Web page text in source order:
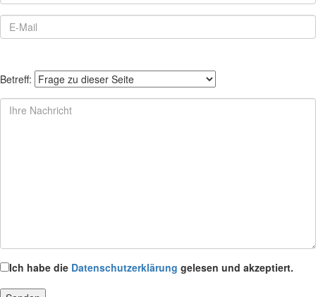
Betreff:
Ich habe die Datenschutzerklärung gelesen und akzeptiert.